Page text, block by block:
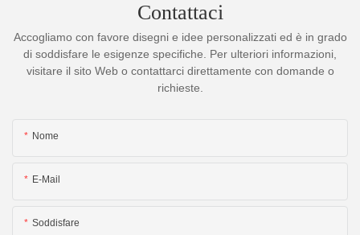
Contattaci
Accogliamo con favore disegni e idee personalizzati ed è in grado
di soddisfare le esigenze specifiche. Per ulteriori informazioni,
visitare il sito Web o contattarci direttamente con domande o
richieste.
Nome
E-Mail
Soddisfare